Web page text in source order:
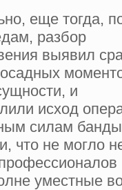
еще тогда,
разбор
выявил
и
исход
силам
что не могло
уместные